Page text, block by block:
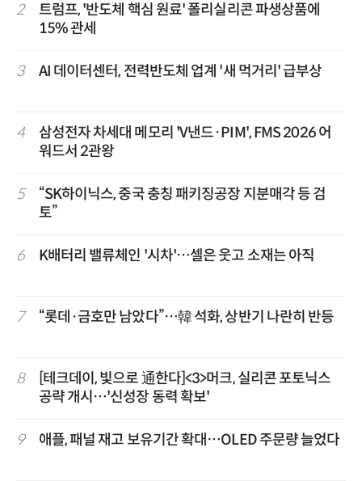
2
트럼프, '반도체 핵심 원료' 폴리실리콘 파생상품에
15% 관세
3 AI 데이터센터, 전력반도체 업계 '새 먹거리' 급부상
4
삼성전자 차세대 메모리 'V낸드·PIM', FMS 2026 어
워드서 2관왕
5
“SK하이닉스, 중국 충칭 패키징공장 지분매각 등 검
토”
6 K배터리 밸류체인 '시차'…셀은 웃고 소재는 아직
7 “롯데·금호만 남았다”…韓 석화, 상반기 나란히 반등
8
[테크데이, 빛으로 通한다]<3>머크, 실리콘 포토닉스
공략 개시…'신성장 동력 확보'
9 애플, 패널 재고 보유기간 확대…OLED 주문량 늘었다